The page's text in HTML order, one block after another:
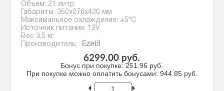
Объем: 21 литр
Габариты: 350x270x420 мм
Максимальное охлаждение: +5*С
Источник питания: 12V
Вес 3,5 кг.
Производитель:
Ezetil
6299.00 руб.
Бонус при покупке: 251.96 руб.
При покупке можно оплатить бонусами: 944.85 руб.